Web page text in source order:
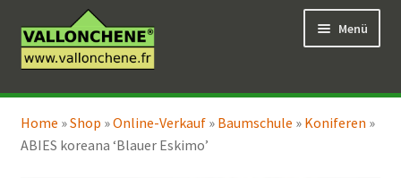
Navigation
springen
Inhalt
springen
Menü
Online-Verkauf
Coaching für den Garten
Home »Shop »Online-Verkauf» Baumschule » Koniferen »
ABIES koreana ‘Blauer Eskimo’